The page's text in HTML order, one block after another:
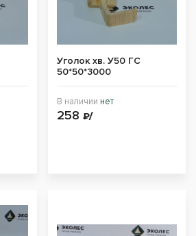
Уголок хв. У50 ГС
50*50*3000
В наличии нет
258 ₽/